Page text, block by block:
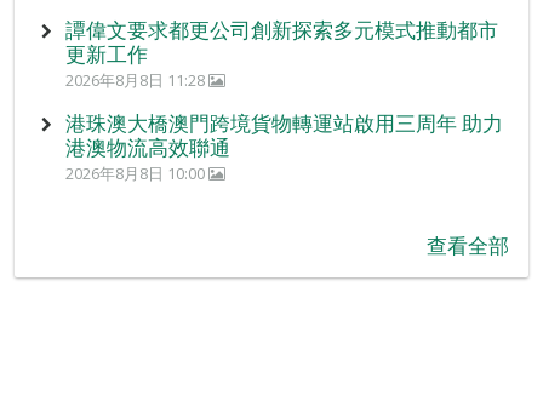
譚偉文要求都更公司創新探索多元模式推動都市
更新工作
2026年8月8日 11:28
港珠澳大橋澳門跨境貨物轉運站啟用三周年 助力
港澳物流高效聯通
2026年8月8日 10:00
查看全部